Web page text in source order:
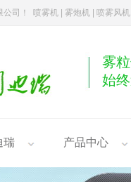
司！ 喷雾机 | 雾炮机 | 喷雾风机
雾
始
瑞 产品中心